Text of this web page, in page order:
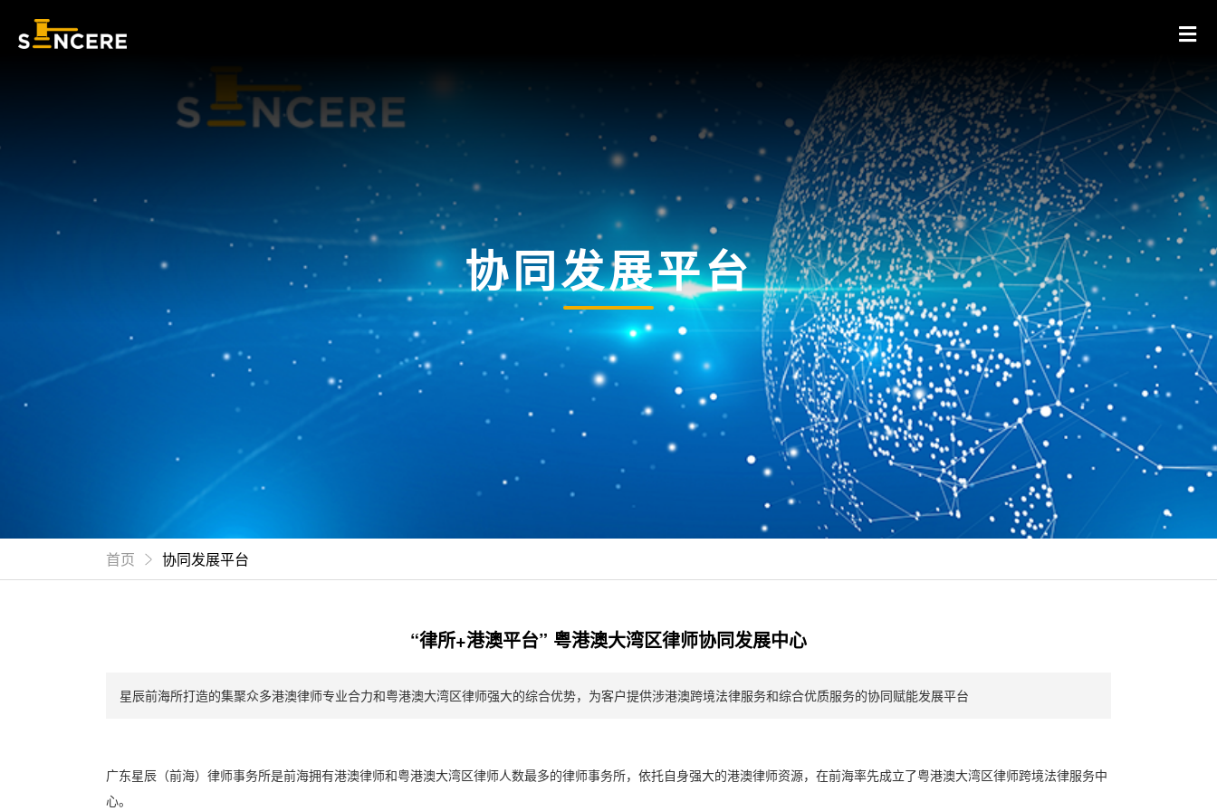
协同发展平台
首页 协同发展平台
“律所+港澳平台” 粤港澳大湾区律师协同发展中心
星辰前海所打造的集聚众多港澳律师专业合力和粤港澳大湾区律师强大的综合优势，为客户提供涉港澳跨境法律服务和综合优质服务的协同赋能发展平台
广东星辰（前海）律师事务所是前海拥有港澳律师和粤港澳大湾区律师人数最多的律师事务所，依托自身强大的港澳律师资源，在前海率先成立了粤港澳大湾区律师跨境法律服务中
心。